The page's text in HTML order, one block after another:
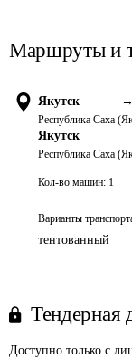
Маршруты и
Якутск →
Республика Саха
Якутск
Республика Саха
Кол-во машин: 1
Варианты
тентованный
Тендерная
Доступно только с